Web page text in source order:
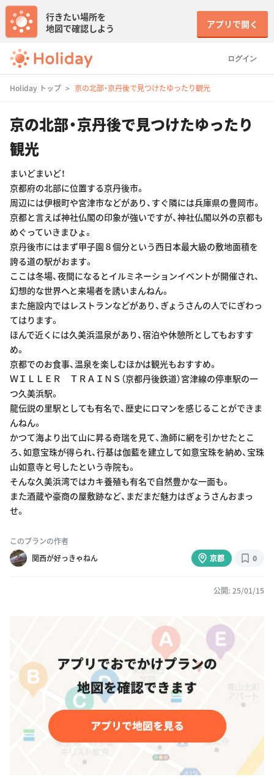
ログイン
行きたい場所を
地図で確認しよう
アプリで開く
Holiday トップ 京の北部・京丹後で見つけたゆったり観光
京の北部・京丹後で見つけたゆったり
観光
まいどまいど！
京都府の北部に位置する京丹後市。
周辺には伊根町や宮津市などがあり、すぐ隣には兵庫県の豊岡市。
京都と言えば神社仏閣の印象が強いですが、神社仏閣以外の京都も
めぐっていきまひょ。
京丹後市にはまず甲子園８個分という西日本最大級の敷地面積を
誇る道の駅がおます。
ここは冬場、夜間になるとイルミネーションイベントが開催され、
幻想的な世界へと来場者を誘いまんねん。
また施設内ではレストランなどがあり、ぎょうさんの人でにぎわっ
てはります。
ほんで近くには久美浜温泉があり、宿泊や休憩所としてもおすす
め。
京都でのお食事、温泉を楽しむほかは観光もおすすめ。
ＷＩＬＬＥＲ ＴＲＡＩＮＳ（京都丹後鉄道）宮津線の停車駅の一
つ久美浜駅。
龍伝説の里駅としても有名で、歴史にロマンを感じることができま
んねん。
かつて海より出て山に昇る奇瑞を見て、漁師に網を引かせたとこ
ろ、如意宝珠が得られ、行基は伽藍を建立して如意宝珠を納め、宝珠
山如意寺と号したという寺院も。
そんな久美浜湾ではカキ養殖も有名で自然豊かな一面も。
また酒蔵や豪商の屋敷跡など、まだまだ魅力はぎょうさんおまっ
せ。
このプランの作者
関西が好っきゃねん
京都 0
公開: 25/01/15